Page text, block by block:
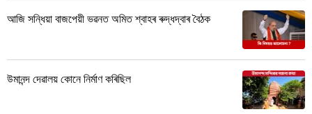
আজি সন্ধিয়া বাজপেয়ী ভৱনত অমিত শ্বাহৰ ৰুদ্ধদ্বাৰ বৈঠক
উমানন্দ দেৱালয় কোনে নিৰ্মাণ কৰিছিল